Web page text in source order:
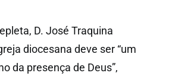
D. José Traquina
diocesana deve ser “um
da presença de Deus”,